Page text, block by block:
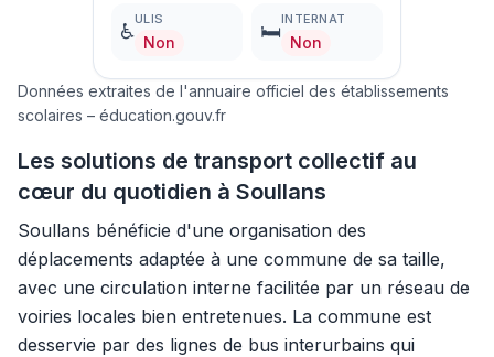
♿
ULIS
Non 🛏️
INTERNAT
Non
Données extraites de l'annuaire officiel des établissements
scolaires – éducation.gouv.fr
Les solutions de transport collectif au
cœur du quotidien à Soullans
Soullans bénéficie d'une organisation des
déplacements adaptée à une commune de sa taille,
avec une circulation interne facilitée par un réseau de
voiries locales bien entretenues. La commune est
desservie par des lignes de bus interurbains qui